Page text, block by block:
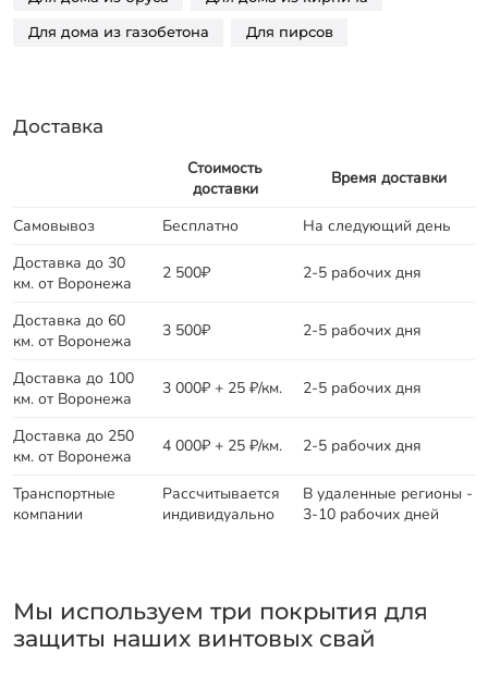
Для дома из газобетона Для пирсов
Доставка
Стоимость
доставки
Время доставки
Самовывоз Бесплатно
На следующий день
Доставка до 30
км. от Воронежа
2 500₽ 2-5 рабочих дня
Доставка до 60
км. от Воронежа
3 500₽ 2-5 рабочих дня
Доставка до 100
км. от Воронежа
3 000₽ + 25 ₽/км. 2-5 рабочих дня
Доставка до 250
км. от Воронежа
4 000₽ + 25 ₽/км. 2-5 рабочих дня
Транспортные
компании
Рассчитывается
индивидуально
В удаленные регионы -
3-10 рабочих дней
Мы используем три покрытия для
защиты наших винтовых свай